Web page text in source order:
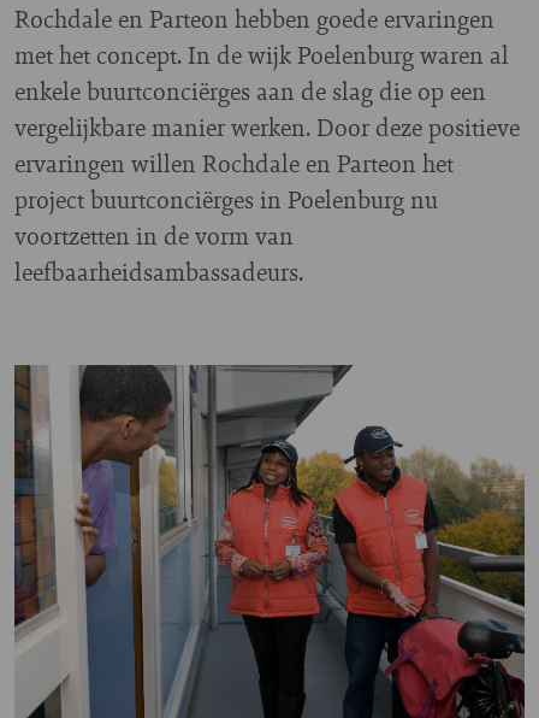
Rochdale en Parteon hebben goede ervaringen
met het concept. In de wijk Poelenburg waren al
enkele buurtconciërges aan de slag die op een
vergelijkbare manier werken. Door deze positieve
ervaringen willen Rochdale en Parteon het
project buurtconciërges in Poelenburg nu
voortzetten in de vorm van
leefbaarheidsambassadeurs.